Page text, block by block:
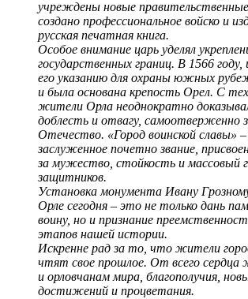
учреждены новые
создано профессиональное войско и
русская печатная книга.
Особое внимание царь уделял
государственных границ. В 1566 году,
его указанию для охраны южных
и была основана крепость Орел. С
жители Орла неоднократно
доблесть и отвагу, самоотверженно
Отечество. «Город воинской славы»
заслуженное почетно звание,
за мужество, стойкость и массовый
защитников.
Установка монумента Ивану
Орле сегодня – это не только дань
воину, но и признание
этапов нашей истории.
Искренне рад за то, что жители
чтят свое прошлое. От всего сердца
и орловчанам мира, благополучия,
достижений и процветания.